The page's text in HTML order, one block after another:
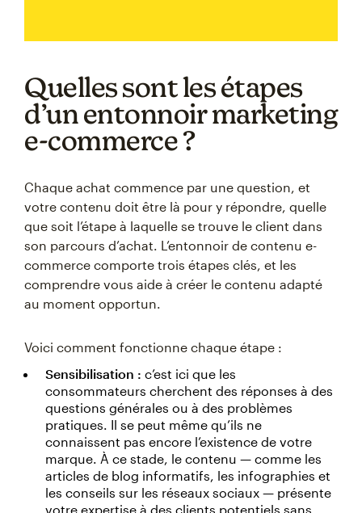
Quelles sont les étapes
d’un entonnoir marketing
e-commerce ?
Chaque achat commence par une question, et
votre contenu doit être là pour y répondre, quelle
que soit l’étape à laquelle se trouve le client dans
son parcours d’achat. L’entonnoir de contenu e-
commerce comporte trois étapes clés, et les
comprendre vous aide à créer le contenu adapté
au moment opportun.
Voici comment fonctionne chaque étape :
Sensibilisation : c’est ici que les
consommateurs cherchent des réponses à des
questions générales ou à des problèmes
pratiques. Il se peut même qu’ils ne
connaissent pas encore l’existence de votre
marque. À ce stade, le contenu — comme les
articles de blog informatifs, les infographies et
les conseils sur les réseaux sociaux — présente
votre expertise à des clients potentiels sans